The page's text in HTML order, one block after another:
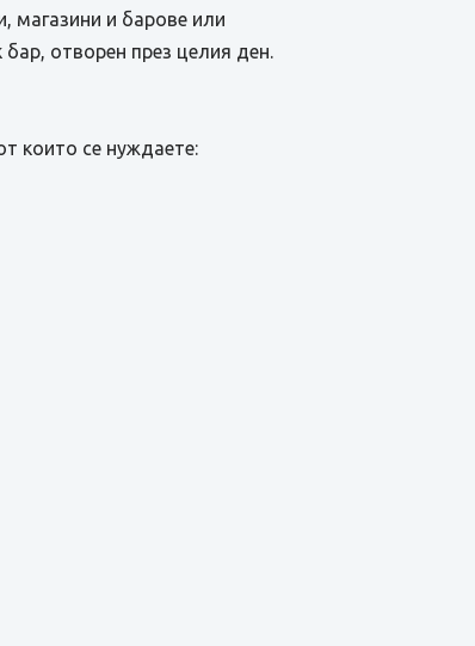
магазини и барове или
отворен през целия ден.
които се нуждаете: